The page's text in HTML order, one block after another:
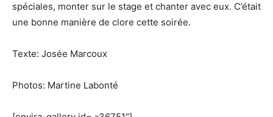
spéciales, monter sur le stage et chanter avec eux. C’était
une bonne manière de clore cette soirée.
Texte: Josée Marcoux
Photos: Martine Labonté